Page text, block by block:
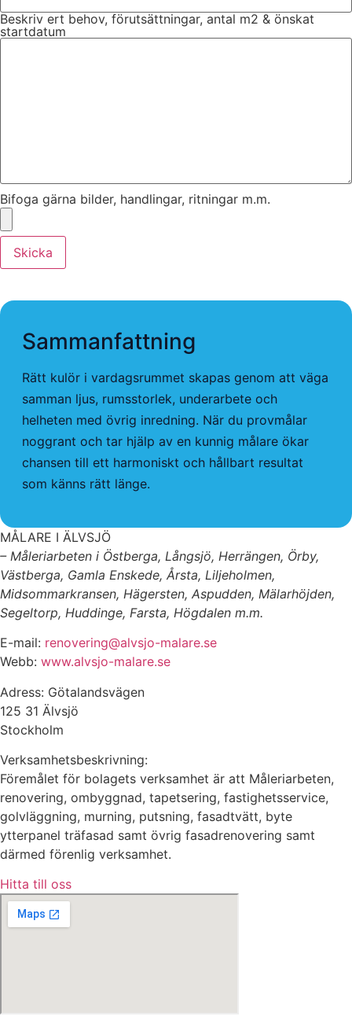
Beskriv ert behov, förutsättningar, antal m2 & önskat
startdatum
Bifoga gärna bilder, handlingar, ritningar m.m.
Skicka
Sammanfattning
Rätt kulör i vardagsrummet skapas genom att väga
samman ljus, rumsstorlek, underarbete och
helheten med övrig inredning. När du provmålar
noggrant och tar hjälp av en kunnig målare ökar
chansen till ett harmoniskt och hållbart resultat
som känns rätt länge.
MÅLARE I ÄLVSJÖ
– Måleriarbeten i Östberga, Långsjö, Herrängen, Örby,
Västberga, Gamla Enskede, Årsta, Liljeholmen,
Midsommarkransen, Hägersten, Aspudden, Mälarhöjden,
Segeltorp, Huddinge, Farsta, Högdalen m.m.
E-mail: renovering@alvsjo-malare.se
Webb: www.alvsjo-malare.se
Adress: Götalandsvägen
125 31 Älvsjö
Stockholm
Verksamhetsbeskrivning:
Föremålet för bolagets verksamhet är att Måleriarbeten,
renovering, ombyggnad, tapetsering, fastighetsservice,
golvläggning, murning, putsning, fasadtvätt, byte
ytterpanel träfasad samt övrig fasadrenovering samt
därmed förenlig verksamhet.
Hitta till oss